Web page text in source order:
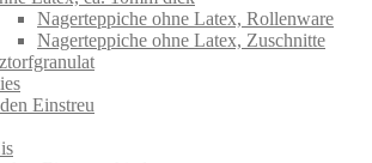
Nagerteppiche ohne Latex, Rollenware
Nagerteppiche ohne Latex, Zuschnitte
Einstreu